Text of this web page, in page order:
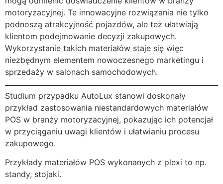
motoryzacyjnej. Te innowacyjne rozwiązania nie tylko
podnoszą atrakcyjność pojazdów, ale też ułatwiają
klientom podejmowanie decyzji zakupowych.
Wykorzystanie takich materiałów staje się więc
niezbędnym elementem nowoczesnego marketingu i
sprzedaży w salonach samochodowych.
Studium przypadku AutoLux stanowi doskonały
przykład zastosowania niestandardowych materiałów
POS w branży motoryzacyjnej, pokazując ich potencjał
w przyciąganiu uwagi klientów i ułatwianiu procesu
zakupowego.
Przykłady materiałów POS wykonanych z plexi to np.
standy, stojaki.